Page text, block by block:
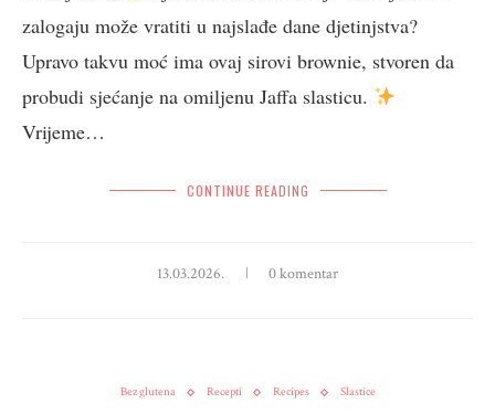
zalogaju može vratiti u najslađe dane djetinjstva?
Upravo takvu moć ima ovaj sirovi brownie, stvoren da
probudi sjećanje na omiljenu Jaffa slasticu.
Vrijeme…
CONTINUE READING
13.03.2026. 0 komentar
Bez glutena Recepti Recipes Slastice